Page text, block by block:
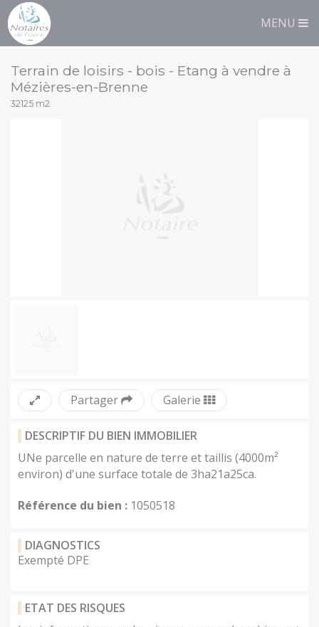
MENU
Immobilier Liste
Terrain de loisirs - bois - Etang à vendre à
Mézières-en-Brenne
32125 m2
Partager Galerie
DESCRIPTIF DU BIEN IMMOBILIER
UNe parcelle en nature de terre et taillis (4000m²
environ) d'une surface totale de 3ha21a25ca.
Référence du bien : 1050518
DIAGNOSTICS
Exempté DPE
ETAT DES RISQUES
Panneau de gestion des cookies